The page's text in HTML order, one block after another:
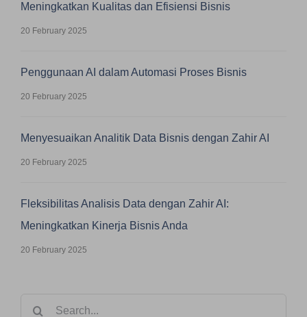
Meningkatkan Kualitas dan Efisiensi Bisnis
20 February 2025
Penggunaan AI dalam Automasi Proses Bisnis
20 February 2025
Menyesuaikan Analitik Data Bisnis dengan Zahir AI
20 February 2025
Fleksibilitas Analisis Data dengan Zahir AI:
Meningkatkan Kinerja Bisnis Anda
20 February 2025
Search